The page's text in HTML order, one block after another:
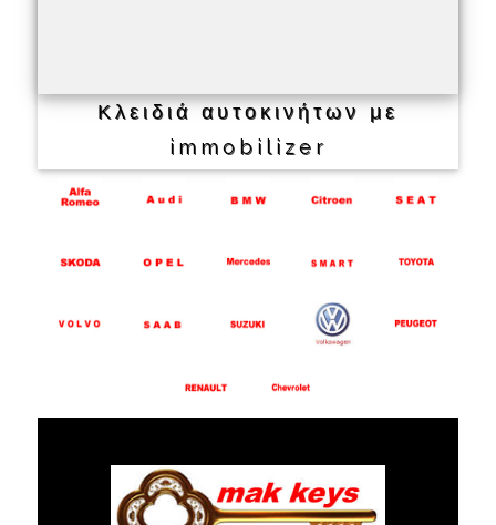
Κλειδιά αυτοκινήτων με
immobilizer